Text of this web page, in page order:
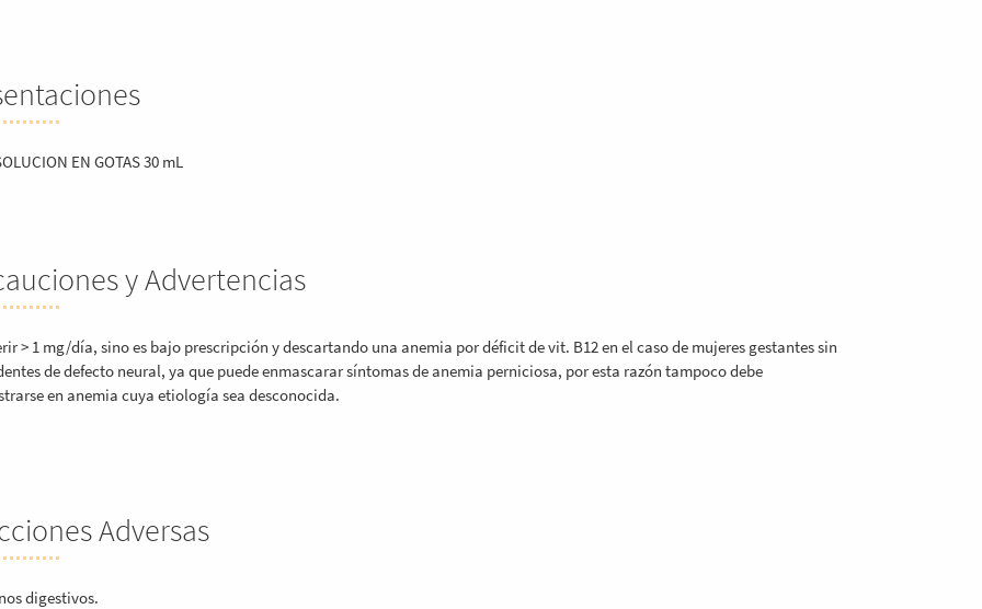
EN GOTAS 30 mL
y Advertencias
> 1 mg/día, sino es bajo prescripción y descartando una anemia por déficit de vit. B12 en el caso de mujeres gestantes sin
de defecto neural, ya que puede enmascarar síntomas de anemia perniciosa, por esta razón tampoco debe
en anemia cuya etiología sea desconocida.
Adversas
digestivos.